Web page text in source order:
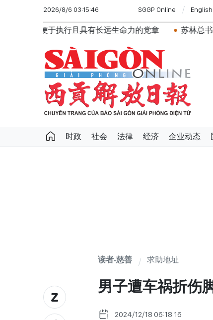
2026/8/6 03:15:46 SGGP Online
命力的党章 苏林总书记、国家主席会见东盟国家驻
时政 社会 法律 经济 企业动态
读者-慈善 求助地址
男子遭车祸折伤
2024/12/18 06:18:16